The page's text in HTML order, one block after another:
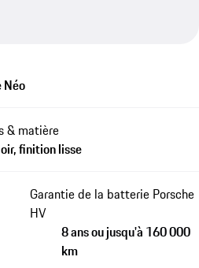
Néo
& matière
finition lisse
Garantie de la batterie Porsche
HV
8 ans ou jusqu'à 160 000
km